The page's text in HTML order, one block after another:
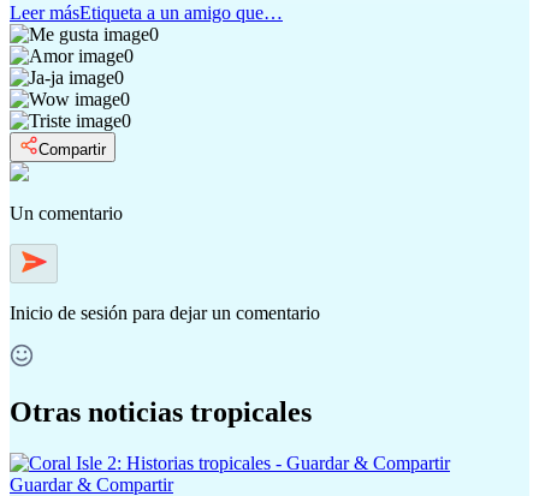
Leer másEtiqueta a un amigo que…
0
0
0
0
0
Compartir
Un comentario
Inicio de sesión para dejar un comentario
Otras noticias tropicales
Guardar & Compartir